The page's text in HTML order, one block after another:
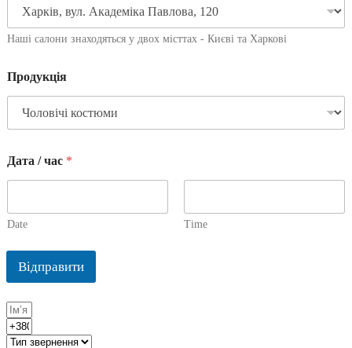
Наші салони знаходяться у двох місттах - Києві та Харкові
Продукція
Дата / час *
Date Time
Відправити